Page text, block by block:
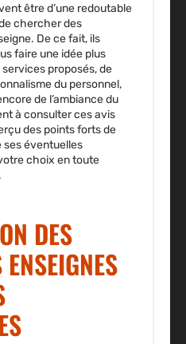
être d’une redoutable
chercher des
De ce fait, ils
faire une idée plus
proposés, de
du personnel,
de l’ambiance du
à consulter ces avis
des points forts de
ses éventuelles
choix en toute
DES